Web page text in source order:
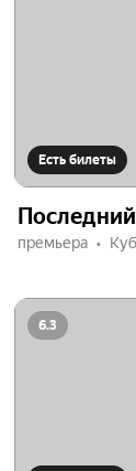
Есть билеты
премьера
6.3